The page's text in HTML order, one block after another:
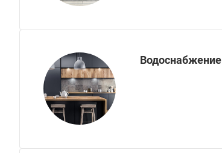
Водоснабжение